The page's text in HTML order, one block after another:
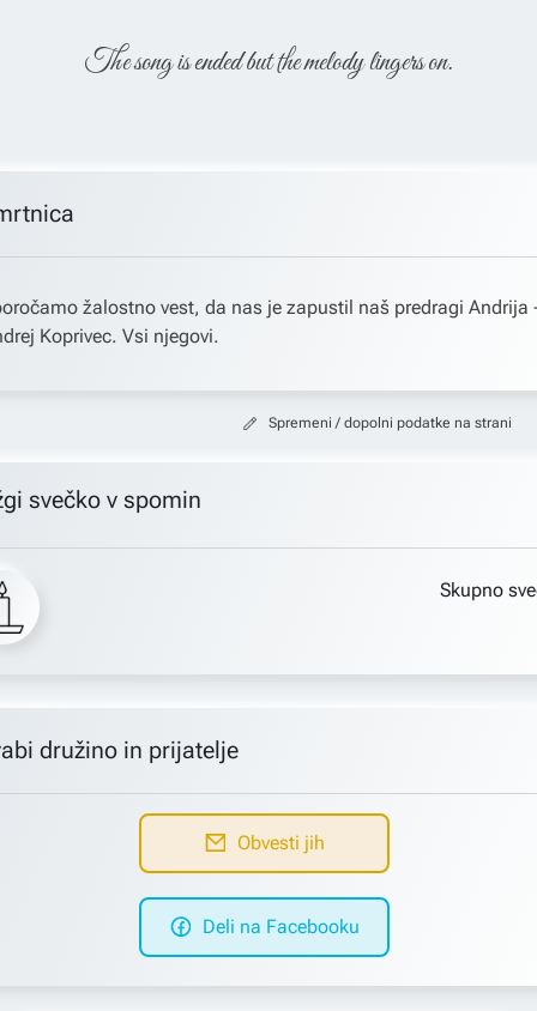
The song is ended but the melody lingers on.
žalostno vest, da nas je zapustil naš predragi Andrija
Koprivec. Vsi njegovi.
Spremeni / dopolni podatke na strani
svečko v spomin
Skupno
družino in prijatelje
Obvesti jih
Deli na Facebooku